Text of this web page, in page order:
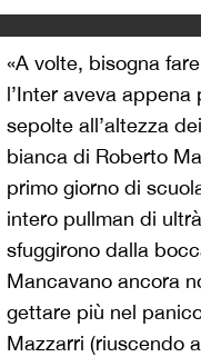
«A volte, bisogna
l’Inter aveva appena
sepolte all’altezza
bianca di Roberto
primo giorno di
intero pullman di
sfuggirono dalla
Mancavano ancora
gettare più nel
Mazzarri (riuscendo